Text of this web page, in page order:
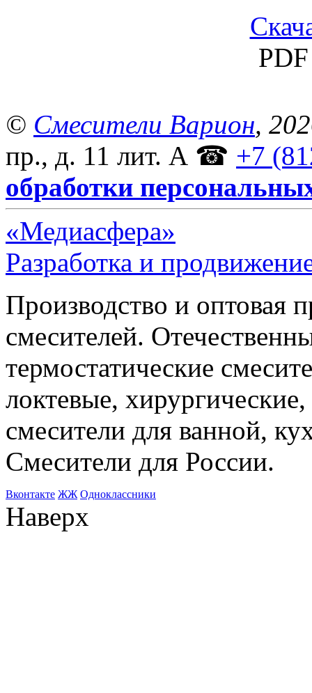
© Смесители Варион,
пр., д. 11 лит. А ☎ +7
обработки
«Медиасфера»
Разработка и
Производство и оптовая
смесителей.
термостатические
локтевые,
смесители для ванной,
Смесители для России.
Bконтакте ЖЖ Одноклассники
Наверх